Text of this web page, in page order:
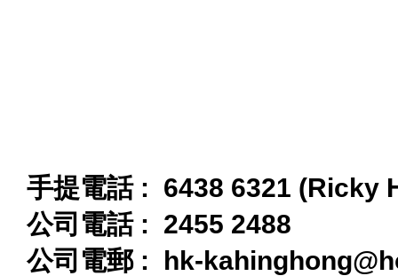
手提電話 : 6438 6321 (Ricky
公司電話 : 2455 2488
公司電郵 : hk-